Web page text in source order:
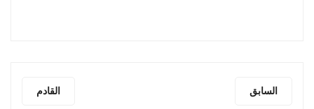
القادم السابق